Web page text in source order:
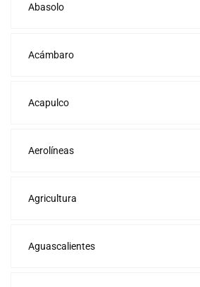
Abasolo
Acámbaro
Acapulco
Aerolíneas
Agricultura
Aguascalientes